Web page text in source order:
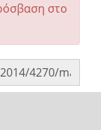
στο